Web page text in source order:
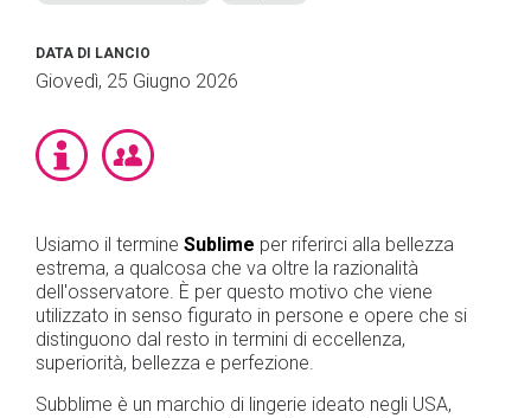
DATA DI LANCIO
Giovedì, 25 Giugno 2026
Usiamo il termine Sublime per riferirci alla bellezza
estrema, a qualcosa che va oltre la razionalità
dell'osservatore. È per questo motivo che viene
utilizzato in senso figurato in persone e opere che si
distinguono dal resto in termini di eccellenza,
superiorità, bellezza e perfezione.
Subblime è un marchio di lingerie ideato negli USA,